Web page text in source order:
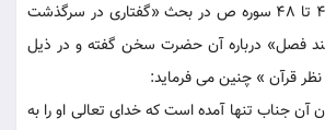
علامه در تفسير آيات 41 تا 48 سوره ص در بحث «گفتارى در سرگذشت
فصل‏» درباره آن حضرت سخن گفته و در ذيل
قرآن » چنين می فرمايد:
آن جناب تنها آمده است كه خداى تعالى او را به